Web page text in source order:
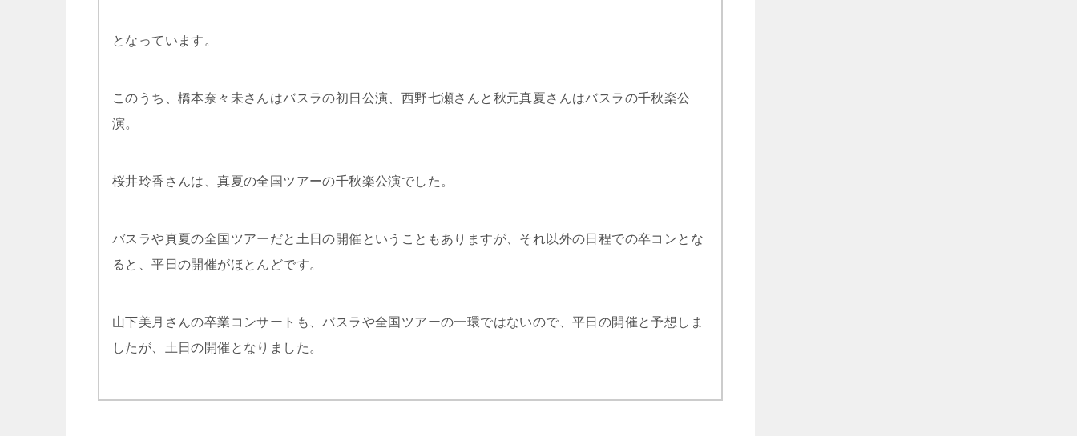
となっています。
このうち、橋本奈々未さんはバスラの初日公演、西野七瀬さんと秋元真夏さんはバスラの千秋楽公
演。
桜井玲香さんは、真夏の全国ツアーの千秋楽公演でした。
バスラや真夏の全国ツアーだと土日の開催ということもありますが、それ以外の日程での卒コンとな
ると、平日の開催がほとんどです。
山下美月さんの卒業コンサートも、バスラや全国ツアーの一環ではないので、平日の開催と予想しま
したが、土日の開催となりました。